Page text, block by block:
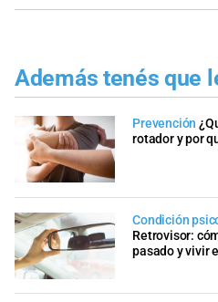
Además tenés que
Prevención
rotador y por
Condición
Retrovisor:
pasado y vivir